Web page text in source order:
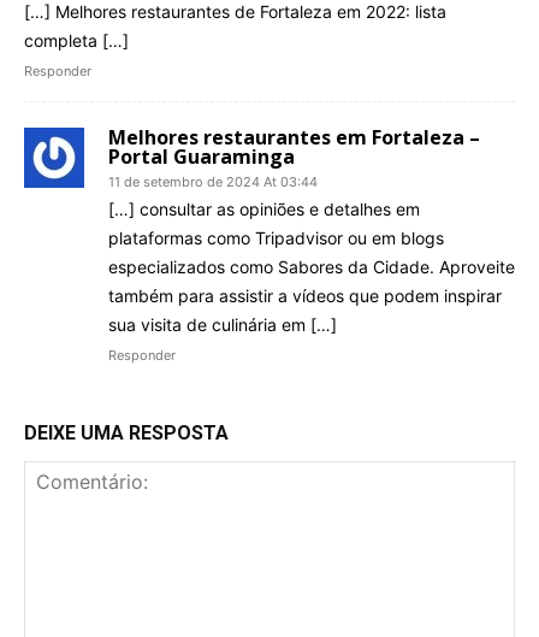
[…] Melhores restaurantes de Fortaleza em 2022: lista
completa […]
Responder
Melhores restaurantes em Fortaleza –
Portal Guaraminga
11 de setembro de 2024 At 03:44
[…] consultar as opiniões e detalhes em
plataformas como Tripadvisor ou em blogs
especializados como Sabores da Cidade. Aproveite
também para assistir a vídeos que podem inspirar
sua visita de culinária em […]
Responder
DEIXE UMA RESPOSTA